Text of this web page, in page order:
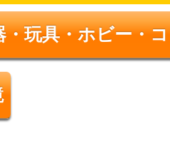
・玩具・ホビー・